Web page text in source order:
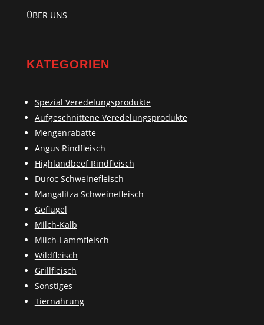
ÜBER UNS
KATEGORIEN
Spezial Veredelungsprodukte
Aufgeschnittene Veredelungsprodukte
Mengenrabatte
Angus Rindfleisch
Highlandbeef Rindfleisch
Duroc Schweinefleisch
Mangalitza Schweinefleisch
Geflügel
Milch-Kalb
Milch-Lammfleisch
Wildfleisch
Grillfleisch
Sonstiges
Tiernahrung